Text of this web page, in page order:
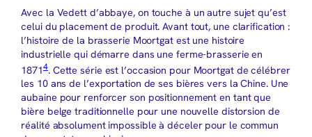
Avec la Vedett d’abbaye, on touche à un autre sujet qu’est
celui du placement de produit. Avant tout, une clarification :
l’histoire de la brasserie Moortgat est une histoire
industrielle qui démarre dans une ferme-brasserie en
18714. Cette série est l’occasion pour Moortgat de célébrer
les 10 ans de l’exportation de ses bières vers la Chine. Une
aubaine pour renforcer son positionnement en tant que
bière belge traditionnelle pour une nouvelle distorsion de
réalité absolument impossible à déceler pour le commun